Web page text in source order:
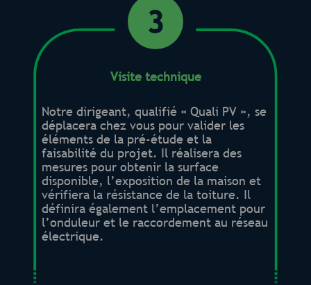
3
Visite technique
Notre dirigeant, qualifié « Quali PV », se
déplacera chez vous pour valider les
éléments de la pré-étude et la
faisabilité du projet. Il réalisera des
mesures pour obtenir la surface
disponible, l’exposition de la maison et
vérifiera la résistance de la toiture. Il
définira également l’emplacement pour
l’onduleur et le raccordement au réseau
électrique.